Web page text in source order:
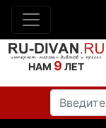
НАМ 9 ЛЕТ